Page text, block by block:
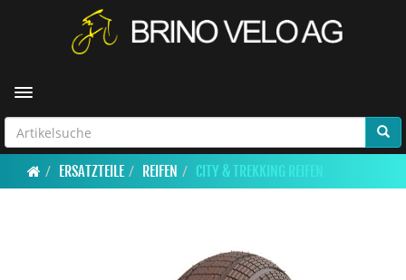
Toggle navigation
ERSATZTEILE REIFEN CITY & TREKKING REIFEN